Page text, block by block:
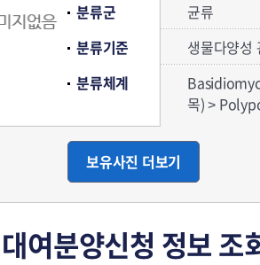
분류군
균류
분류기준
생물다양성
분류체계
목) >
보유사진 더보기
여분양신청 정보 조